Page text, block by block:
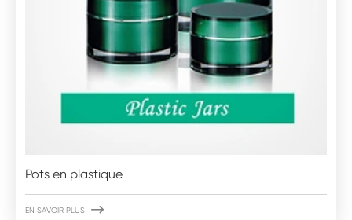
Pots en plastique
EN SAVOIR PLUS 